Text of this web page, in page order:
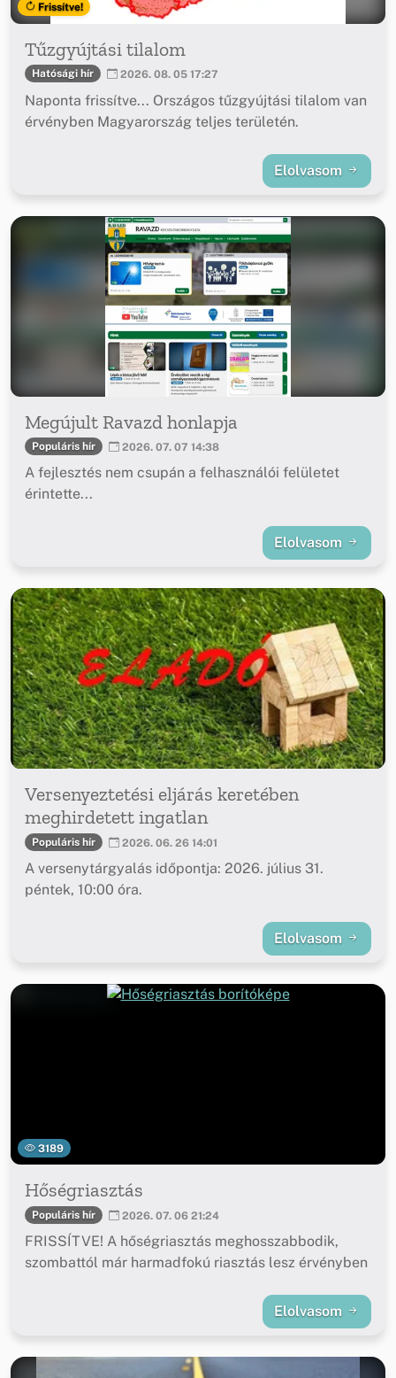
Frissítve!
Tűzgyújtási tilalom
Hatósági hír 2026. 08. 05 17:27
Naponta frissítve... Országos tűzgyújtási tilalom van
érvényben Magyarország teljes területén.
Elolvasom
Megújult Ravazd honlapja
Populáris hír 2026. 07. 07 14:38
A fejlesztés nem csupán a felhasználói felületet
érintette...
Elolvasom
Versenyeztetési eljárás keretében
meghirdetett ingatlan
Populáris hír 2026. 06. 26 14:01
A versenytárgyalás időpontja: 2026. július 31.
péntek, 10:00 óra.
Elolvasom
3189
Hőségriasztás
Populáris hír 2026. 07. 06 21:24
FRISSÍTVE! A hőségriasztás meghosszabbodik,
szombattól már harmadfokú riasztás lesz érvényben
Elolvasom